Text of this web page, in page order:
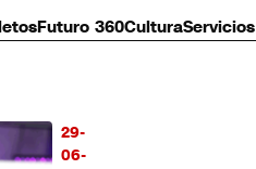
Futuro 360CulturaServicios
29-
06-